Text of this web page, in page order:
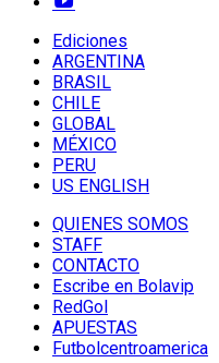
Ediciones
ARGENTINA
BRASIL
CHILE
GLOBAL
MÉXICO
PERU
US ENGLISH
QUIENES SOMOS
STAFF
CONTACTO
Escribe en Bolavip
RedGol
APUESTAS
Futbolcentroamerica